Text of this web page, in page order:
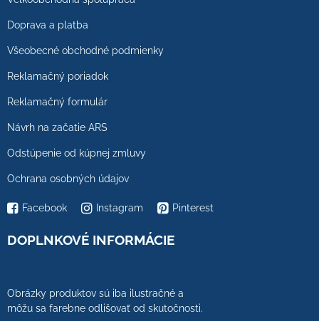
Doprava a platba
Všeobecné obchodné podmienky
Reklamačný poriadok
Reklamačný formulár
Návrh na začatie ARS
Odstúpenie od kúpnej zmluvy
Ochrana osobných údajov
Facebook Instagram Pinterest
DOPLNKOVÉ INFORMÁCIE
Obrázky produktov sú iba ilustračné a
môžu sa farebne odlišovať od skutočnosti.